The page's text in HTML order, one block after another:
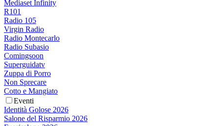
Mediaset Infinity
R101
Radio 105
Virgin Radio
Radio Montecarlo
Radio Subasio
Comingsoon
Superguidatv
Zuppa di Porro
Non Sprecare
Cotto e Mangiato
Eventi
Identità Golose 2026
Salone del Risparmio 2026